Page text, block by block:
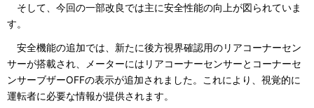
そして、今回の一部改良では主に安全性能の向上が図られていま
す。
安全機能の追加では、新たに後方視界確認用のリアコーナーセン
サーが搭載され、メーターにはリアコーナーセンサーとコーナーセ
ンサーブザーOFFの表示が追加されました。これにより、視覚的に
運転者に必要な情報が提供されます。